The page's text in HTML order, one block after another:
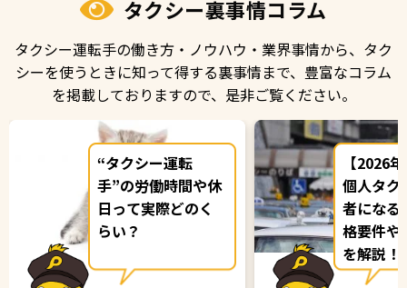
タクシー裏事情コラム
タクシー運転手の働き方・ノウハウ・業界事情から、タク
シーを使うときに知って得する裏事情まで、 豊富なコラム
を掲載しておりますので、是非ご覧ください。
“タクシー運転
手”の労働時間や休
日って実際どのく
らい？
【2026
個人タク
者になる
格要件や
を解説！
に最短